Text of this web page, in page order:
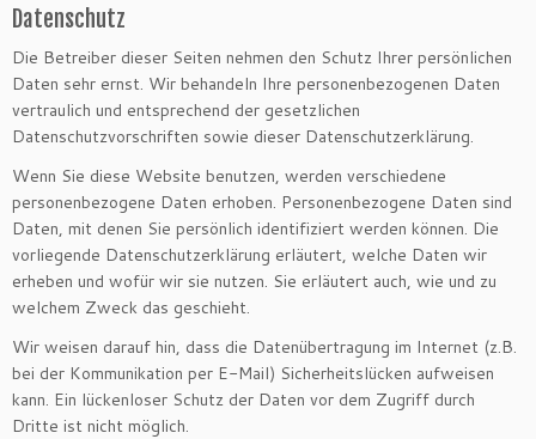
Datenschutz
Die Betreiber dieser Seiten nehmen den Schutz Ihrer persönlichen
Daten sehr ernst. Wir behandeln Ihre personenbezogenen Daten
vertraulich und entsprechend der gesetzlichen
Datenschutzvorschriften sowie dieser Datenschutzerklärung.
Wenn Sie diese Website benutzen, werden verschiedene
personenbezogene Daten erhoben. Personenbezogene Daten sind
Daten, mit denen Sie persönlich identifiziert werden können. Die
vorliegende Datenschutzerklärung erläutert, welche Daten wir
erheben und wofür wir sie nutzen. Sie erläutert auch, wie und zu
welchem Zweck das geschieht.
Wir weisen darauf hin, dass die Datenübertragung im Internet (z.B.
bei der Kommunikation per E-Mail) Sicherheitslücken aufweisen
kann. Ein lückenloser Schutz der Daten vor dem Zugriff durch
Dritte ist nicht möglich.